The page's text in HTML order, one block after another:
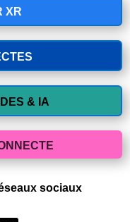
XR
& IA
sociaux